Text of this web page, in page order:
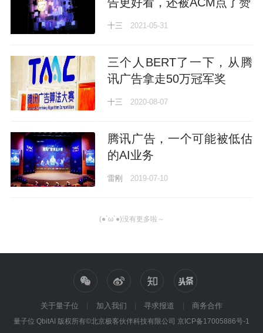
告更好看，还被ACM点了赞
十三 2021-05-31
三个人BERT了一下，从腾
讯广告拿走50万冠军奖
十三 2020-08-07
腾讯广告，一个可能被低估
的AI业务
雷刚 2019-07-10
(●`ω`●)没有更多啦～
关于量子位 加入我们 寻求报道
商务合作
量子位 QbitAI 版权所有©北京极客伙伴科技有限公司 京ICP备17005886号-1